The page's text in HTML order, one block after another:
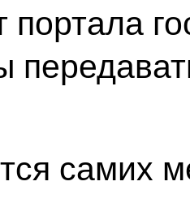
портала
самих